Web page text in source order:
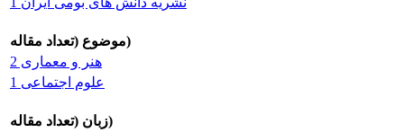
موضوع (تعداد مقاله)
هنر و معماری 2
علوم اجتماعی 1
زبان (تعداد مقاله)